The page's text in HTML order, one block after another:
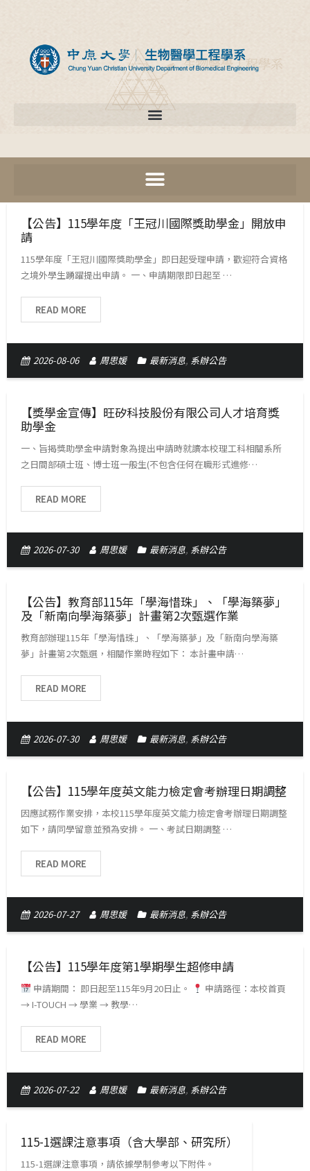
【公告】115學年度「王冠川國際獎助學金」開放申
請
115學年度「王冠川國際獎助學金」即日起受理申請，歡迎符合資格
之境外學生踴躍提出申請。 一、申請期限即日起至 …
READ MORE
2026-08-06 周思媛 最新消息, 系辦公告
【獎學金宣傳】旺矽科技股份有限公司人才培育獎
助學金
一、旨揭獎助學金申請對象為提出申請時就讀本校理工科相關系所
之日間部碩士班、博士班一般生(不包含任何在職形式進修…
READ MORE
2026-07-30 周思媛 最新消息, 系辦公告
【公告】教育部115年「學海惜珠」、「學海築夢」
及「新南向學海築夢」計畫第2次甄選作業
教育部辦理115年「學海惜珠」、「學海築夢」及「新南向學海築
夢」計畫第2次甄選，相關作業時程如下： 本計畫申請…
READ MORE
2026-07-30 周思媛 最新消息, 系辦公告
【公告】115學年度英文能力檢定會考辦理日期調整
因應試務作業安排，本校115學年度英文能力檢定會考辦理日期調整
如下，請同學留意並預為安排。 一、考試日期調整 …
READ MORE
2026-07-27 周思媛 最新消息, 系辦公告
【公告】115學年度第1學期學生超修申請
申請期間： 即日起至115年9月20日止。
申請路徑：本校首頁
→ I-TOUCH → 學業 → 教學…
READ MORE
2026-07-22 周思媛 最新消息, 系辦公告
115-1選課注意事項（含大學部、研究所）
115-1選課注意事項，請依據學制參考以下附件。